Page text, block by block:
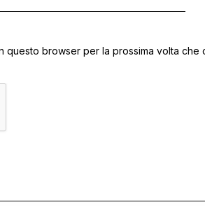
questo browser per la prossima volta che